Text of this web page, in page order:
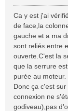
e
a
g
e
Ca y est j'ai
de face,la
gauche et a ma
sont reliés entre
ouverte.C'est la
que la serrure
purée au moteur.
Donc ça c'est
connexion ne
godiveau),pas